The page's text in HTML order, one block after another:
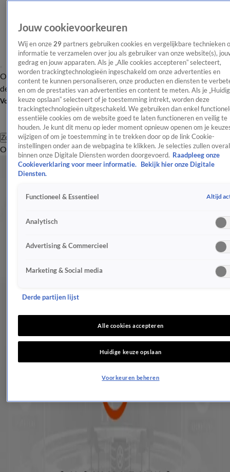
OverzichtAfleveringen Entertainment TV Algemeen
Tip
de redactieNieuwsbrief
Volg Shownieuws
Zoeken
OverzichtEntertainmentSpraakmakendRealityCrimeVideo's
Koninklijk Huis
Het laatste nieuws en de meest spraakmakende verhalen over
Koninklijk Huis
27 feb 2017, 11:28
26 feb 2017, 23:26
22 feb 2017, 14:16
14 feb 2017, 23:26
Nieuwe schilderijen koningspaar onthuld
Maxima's Week: speciale herinneringen aan het ijs
Jouw cookievoorkeuren
Wij en onze 29 partners gebruiken cookies en vergelijkbare technieken
informatie te verzamelen over jou als gebruiker van onze website(s),
gedrag en jouw apparaten. Als je „Alle cookies accepteren” selecteert,
worden trackingtechnologieën ingeschakeld om onze advertenties en
content te kunnen personaliseren, onze producten en diensten te
en om de prestaties van advertenties en content te meten. Als je
keuze opslaan” selecteert of je toestemming intrekt, worden deze
trackingtechnologieën uitgeschakeld. We gebruiken dan enkel
essentiële cookies om de website goed te laten functioneren en veilig te
houden. Je kunt dit menu op ieder moment opnieuw openen om je
wijzigen of om je toestemming in te trekken door op de link Cookie-
instellingen onder aan de webpagina te klikken. Je selecties zullen overal
binnen onze Digitale Diensten worden doorgevoerd. Raadpleeg onze
Cookieverklaring voor meer informatie.
Bekijk hier onze Digitale
Diensten.
Functioneel & Essentieel Altijd
Analytisch
Advertising & Commercieel
Marketing & Social media
Derde partijen lijst
Alle cookies accepteren
Huidige keuze opslaan
Voorkeuren beheren